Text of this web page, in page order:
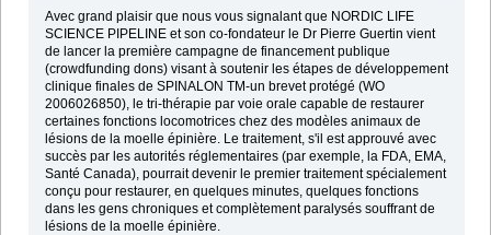
Avec grand plaisir que nous vous signalant que NORDIC LIFE
SCIENCE PIPELINE et son co-fondateur le Dr Pierre Guertin vient
de lancer la première campagne de financement publique
(crowdfunding dons) visant à soutenir les étapes de développement
clinique finales de SPINALON TM-un brevet protégé (WO
2006026850), le tri-thérapie par voie orale capable de restaurer
certaines fonctions locomotrices chez des modèles animaux de
lésions de la moelle épinière. Le traitement, s'il est approuvé avec
succès par les autorités réglementaires (par exemple, la FDA, EMA,
Santé Canada), pourrait devenir le premier traitement spécialement
conçu pour restaurer, en quelques minutes, quelques fonctions
dans les gens chroniques et complètement paralysés souffrant de
lésions de la moelle épinière.